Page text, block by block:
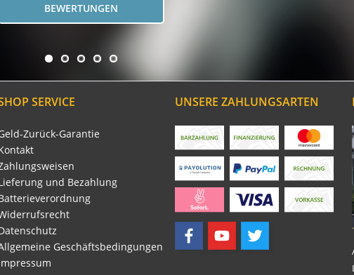
BEWERTUNGEN
SERVICE
Zurück-Garantie
und Bezahlung
Geschäftsbedingungen
UNSERE ZAHLUNGSARTEN